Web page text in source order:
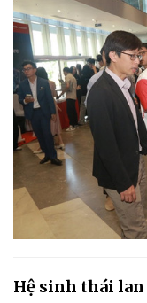
Hệ sinh thái lan